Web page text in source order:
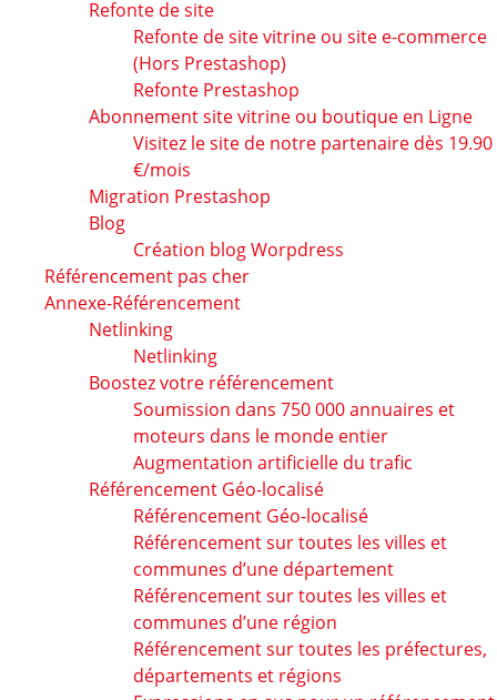
Refonte de site
Refonte de site vitrine ou site e-commerce
(Hors Prestashop)
Refonte Prestashop
Abonnement site vitrine ou boutique en Ligne
Visitez le site de notre partenaire dès 19.90
€/mois
Migration Prestashop
Blog
Création blog Worpdress
Référencement pas cher
Annexe-Référencement
Netlinking
Netlinking
Boostez votre référencement
Soumission dans 750 000 annuaires et
moteurs dans le monde entier
Augmentation artificielle du trafic
Référencement Géo-localisé
Référencement Géo-localisé
Référencement sur toutes les villes et
communes d’une département
Référencement sur toutes les villes et
communes d’une région
Référencement sur toutes les préfectures,
départements et régions